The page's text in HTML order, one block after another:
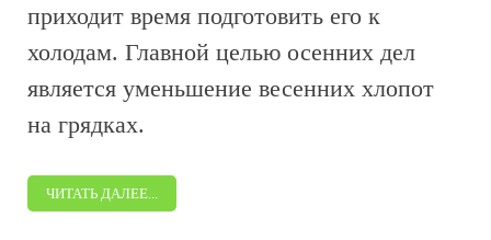
приходит время подготовить его к
холодам. Главной целью осенних дел
является уменьшение весенних хлопот
на грядках.
ЧИТАТЬ ДАЛЕЕ...